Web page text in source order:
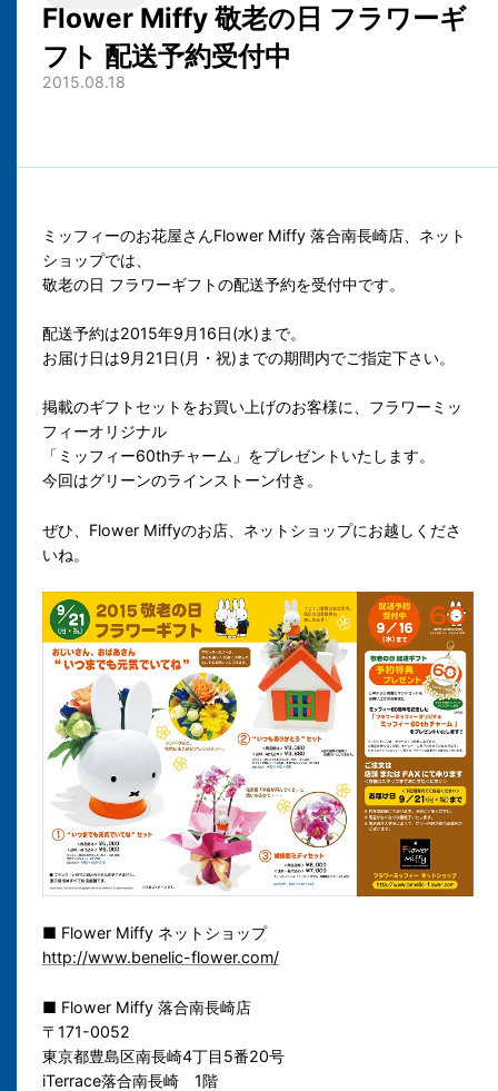
Flower Miffy 敬老の日 フラワーギ
フト 配送予約受付中
2015.08.18
ミッフィーのお花屋さんFlower Miffy 落合南長崎店、ネット
ショップでは、
敬老の日 フラワーギフトの配送予約を受付中です。
配送予約は2015年9月16日(水)まで。
お届け日は9月21日(月・祝)までの期間内でご指定下さい。
掲載のギフトセットをお買い上げのお客様に、フラワーミッ
フィーオリジナル
「ミッフィー60thチャーム」をプレゼントいたします。
今回はグリーンのラインストーン付き。
ぜひ、Flower Miffyのお店、ネットショップにお越しくださ
いね。
■ Flower Miffy ネットショップ
http://www.benelic-flower.com/
■ Flower Miffy 落合南長崎店
〒171-0052
東京都豊島区南長崎4丁目5番20号
iTerrace落合南長崎 1階